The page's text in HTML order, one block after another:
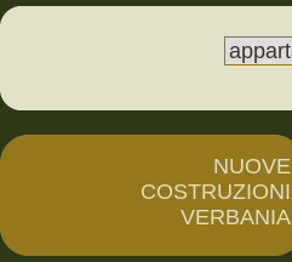
NUOVE
COSTRUZIONI
VERBANIA